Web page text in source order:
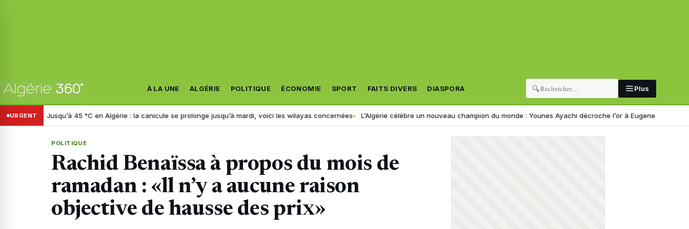
À LA UNE ALGÉRIE POLITIQUE ÉCONOMIE SPORT FAITS DIVERS DIASPORA 🔍 Plus
URGENT
Jusqu’à 45 °C en Algérie : la canicule se prolonge jusqu’à mardi, voici les wilayas concernées L’Algérie célèbre un nouveau champion du monde : Younes Ayachi décroche l’or à Eugene Corruption : 139
POLITIQUE
Rachid Benaïssa à propos du mois de
ramadan : «ll n’y a aucune raison
objective de hausse des prix»